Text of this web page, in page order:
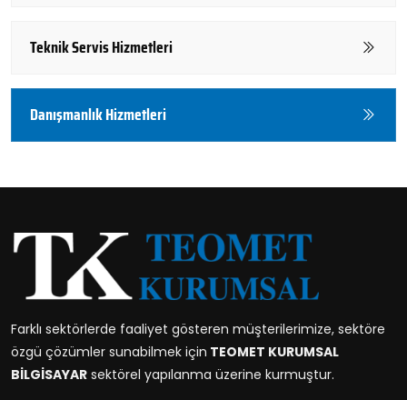
Teknik Servis Hizmetleri
Danışmanlık Hizmetleri
Farklı sektörlerde faaliyet gösteren müşterilerimize, sektöre
özgü çözümler sunabilmek için TEOMET KURUMSAL
BİLGİSAYAR sektörel yapılanma üzerine kurmuştur.